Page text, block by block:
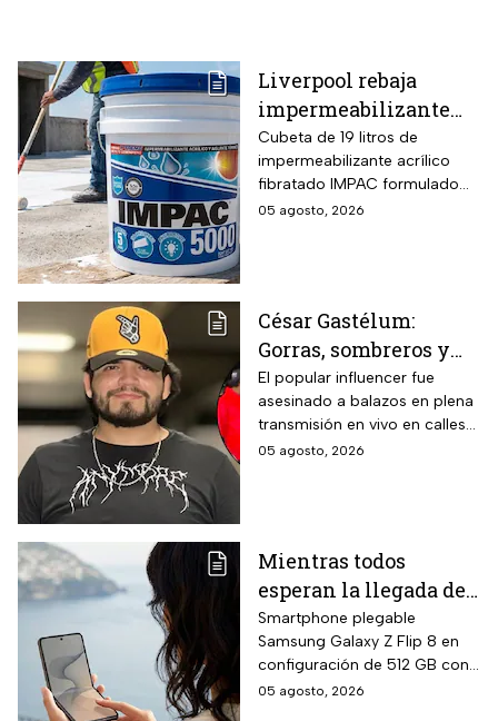
Liverpool rebaja
impermeabilizante
fibratado IMPAC de 19
litros y secado rápido
de 4-6 horas con hasta
13 MSI
Cubeta de 19 litros de
impermeabilizante acrílico
fibratado IMPAC formulado
con base agua, resinas
lámina galvanizada,
fibrocemento y ladrillos,
además de fórmula libre de
asbesto y no inflamable.
05 agosto, 2026
César Gastélum:
Gorras, sombreros y
las letras MZ, las
pistas que investigan
tras el asesinato del
influencer
El popular influencer fue
asesinado a balazos en plena
transmisión en vivo en calles
de Culiacán, Sinaloa.
05 agosto, 2026
Mientras todos
esperan la llegada del
nuevo celular
Samsung Z Flip8 de
512GB, Liverpool
rebaja el valor de la
Smartphone plegable
Samsung Galaxy Z Flip 8 en
configuración de 512 GB con
pantalla principal Dynamic
05 agosto, 2026